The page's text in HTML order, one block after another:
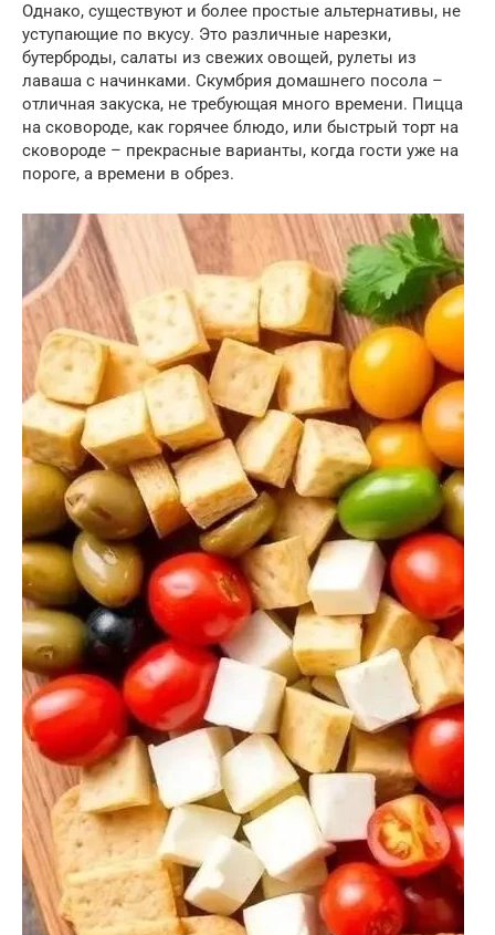
Однако, существуют и более простые альтернативы, не
уступающие по вкусу. Это различные нарезки,
бутерброды, салаты из свежих овощей, рулеты из
лаваша с начинками. Скумбрия домашнего посола –
отличная закуска, не требующая много времени. Пицца
на сковороде, как горячее блюдо, или быстрый торт на
сковороде – прекрасные варианты, когда гости уже на
пороге, а времени в обрез.